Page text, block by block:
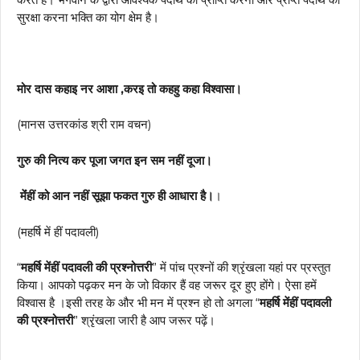
सुरक्षा करना भक्ति का योग क्षेम है।
मोर दास कहाइ नर आशा ,करइ तो कहहु कहा विश्वासा।
(मानस उत्तरकांड श्री राम वचन)
गुरु की नित्य कर पूजा जगत इन सम नहीं दूजा।
मेंंहीं को आन नहीं सूझा फकत गुरु ही आधारा है। ।
(महर्षि में हीं पदावली)
“महर्षि मेंहीं पदावली की प्रश्नोत्तरी” में पांच प्रश्नों की श्रृंखला यहां पर प्रस्तुत
किया। आपको पढ़कर मन के जो विकार हैं वह जरूर दूर हुए होंगे। ऐसा हमें
विश्वास है ।इसी तरह के और भी मन में प्रश्न हो तो अगला “महर्षि मेंहीं पदावली
की प्रश्नोत्तरी” श्रृंखला जारी है आप जरूर पढ़ें।